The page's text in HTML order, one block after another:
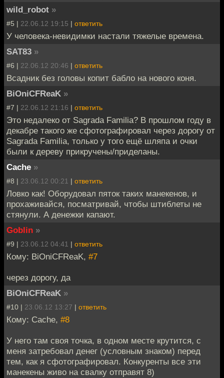
wild_robot »
#5 | 22.06.12 19:15 | ответить
У человека-невидимки настали тяжелые времена.
SAT83 »
#6 | 22.06.12 20:46 | ответить
Всадник без головы копит бабло на нового коня.
BiOniCFReaK »
#7 | 22.06.12 21:16 | ответить
Это недалеко от Sagrada Familia? В прошлом году в
декабре такого же сфотографировал через дорогу от
Sagrada Familia, только у того ещё шляпа и очки
были к дереву прикручены/приделаны.
Cache »
#8 | 23.06.12 00:21 | ответить
Ловко как! Оборудовал пяток таких манекенов, и
прохаживайся, посматривай, чтобы штиблеты не
стянули. А денежки капают.
Goblin »
#9 | 23.06.12 04:41 | ответить
Кому: BiOniCFReaK, #7
через дорогу, да
BiOniCFReaK »
#10 | 23.06.12 13:27 | ответить
Кому: Cache, #8
У него там своя точка, в одном месте крутится, с
меня затребовал денег (условным знаком) перед
тем, как я сфотографировал. Конкуренты все эти
манекены живо на свалку отправят 8)